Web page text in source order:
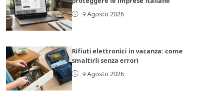
9 Agosto 2026
Rifiuti elettronici in vacanza: come
smaltirli senza errori
9 Agosto 2026